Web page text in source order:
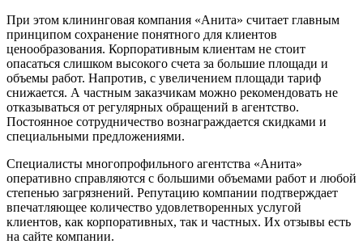
При этом клининговая компания «Анита» считает главным
принципом сохранение понятного для клиентов
ценообразования. Корпоративным клиентам не стоит
опасаться слишком высокого счета за большие площади и
объемы работ. Напротив, с увеличением площади тариф
снижается. А частным заказчикам можно рекомендовать не
отказываться от регулярных обращений в агентство.
Постоянное сотрудничество вознаграждается скидками и
специальными предложениями.
Специалисты многопрофильного агентства «Анита»
оперативно справляются с большими объемами работ и любой
степенью загрязнений. Репутацию компании подтверждает
впечатляющее количество удовлетворенных услугой
клиентов, как корпоративных, так и частных. Их отзывы есть
на сайте компании.